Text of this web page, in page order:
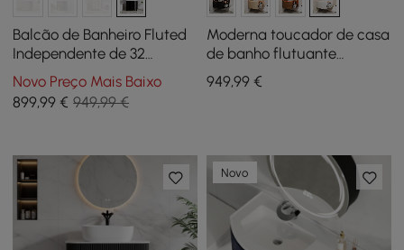
Balcão de Banheiro Fluted
Independente de 32
polegadas com Pia de
Cuba, 3 Gavetas, Tampo
de Pedra Sinterizada
Novo Preço Mais Baixo
899,99 € 949,99 €
Moderna toucador de casa
de banho flutuante
individual de canto de 91
cm com lavatório, luz LED,
949,99€
Novo